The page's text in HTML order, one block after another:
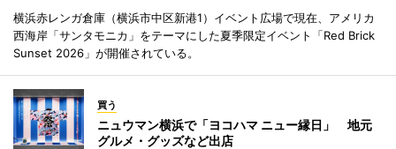
横浜赤レンガ倉庫（横浜市中区新港1）イベント広場で現在、アメリカ
西海岸「サンタモニカ」をテーマにした夏季限定イベント「Red Brick
Sunset 2026」が開催されている。
買う
ニュウマン横浜で「ヨコハマ ニュー縁日」 地元
グルメ・グッズなど出店